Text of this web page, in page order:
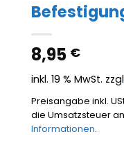
8,95 €
inkl. 19 % MwSt.
Preisangabe inkl.
die Umsatzsteuer
Informationen.